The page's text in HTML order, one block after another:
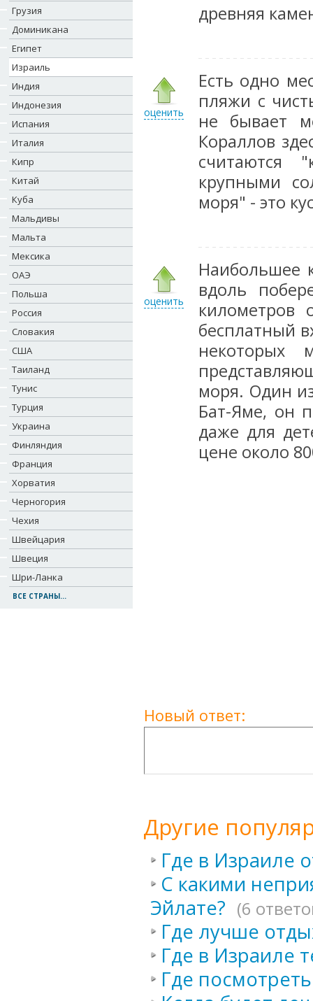
Грузия
Доминикана
Египет
Израиль
Индия
Индонезия
Испания
Италия
Кипр
Китай
Куба
Мальдивы
Мальта
Мексика
ОАЭ
Польша
Россия
Словакия
США
Таиланд
Тунис
Турция
Украина
Финляндия
Франция
Хорватия
Черногория
Чехия
Швейцария
Швеция
Шри-Ланка
ВСЕ СТРАНЫ...
древняя
оценить
Есть одно
пляжи с
не бывает
Кораллов
считаются
крупными
моря" - это
оценить
Наибольшее
вдоль
километров
бесплатный
некоторых
моря. Один
Бат-Яме, он
даже для
цене около
Новый ответ:
Другие
Где в Израиле
С какими
Эйлате? (6
Где лучше
Где в Израиле
Где